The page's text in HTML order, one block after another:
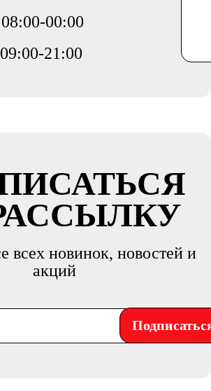
00:00
21:00
всех новинок, новостей и
акций